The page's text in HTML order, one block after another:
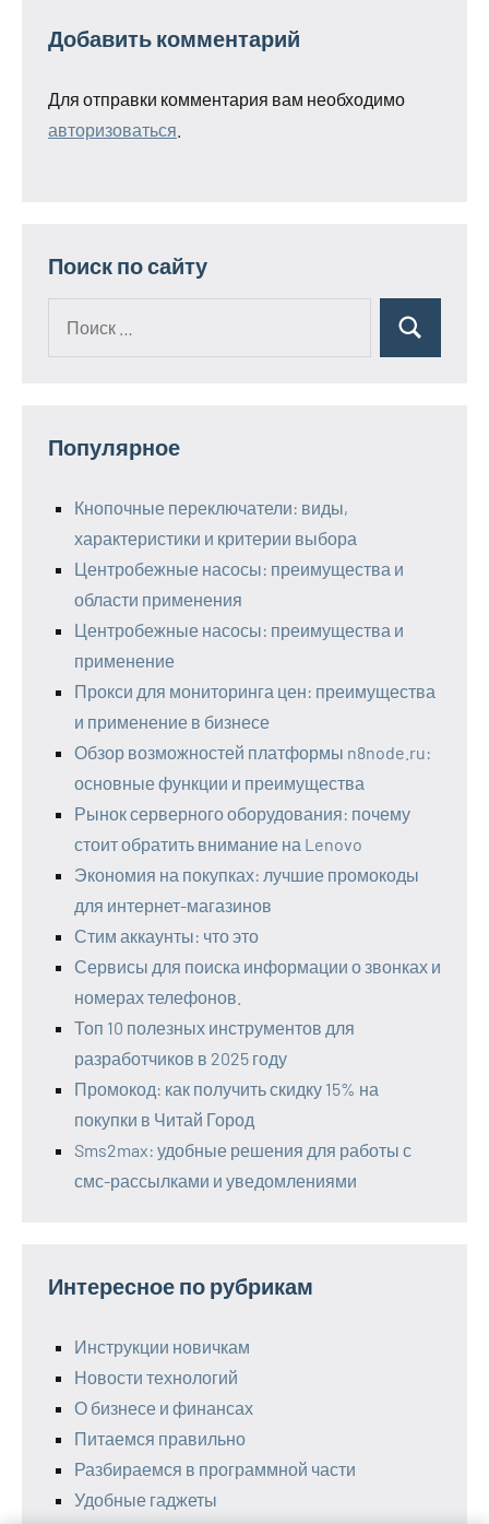
Добавить комментарий
Для отправки комментария вам необходимо
авторизоваться
Поиск по сайту
Поиск
Популярное
Кнопочные переключатели: виды,
характеристики и критерии выбора
Центробежные насосы: преимущества и
области применения
Центробежные насосы: преимущества и
применение
Прокси для мониторинга цен: преимущества
и применение в бизнесе
Обзор возможностей платформы n8node.ru:
основные функции и преимущества
Рынок серверного оборудования: почему
стоит обратить внимание на Lenovo
Экономия на покупках: лучшие промокоды
для интернет-магазинов
Стим аккаунты: что это
Сервисы для поиска информации о звонках и
номерах телефонов.
Топ 10 полезных инструментов для
разработчиков в 2025 году
Промокод: как получить скидку 15% на
покупки в Читай Город
Sms2max: удобные решения для работы с
смс-рассылками и уведомлениями
Интересное по рубрикам
Инструкции новичкам
Новости технологий
О бизнесе и финансах
Питаемся правильно
Разбираемся в программной части
Удобные гаджеты